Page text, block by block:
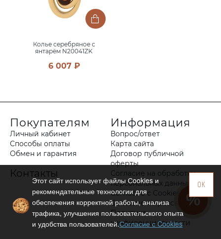
Колье серебряное с
янтарём N20041ZK
6 007 ₽
Покупателям
Личный кабинет
Способы оплаты
Обмен и гарантия
Контакты
Информация
Вопрос/ответ
Карта сайта
Договор публичной
оферты
Согласие на обработку
персональных данных
Согласие с Cookies
Согласие на рассылку
Политика
конфиденциальности
OK
Этот сайт использует файлы Сookies и
рекомендательные технологии для
обеспечения корректной работы, анализа
трафика, улучшения пользовательского опыта
и удобства пользователей.Согласие с Cookies